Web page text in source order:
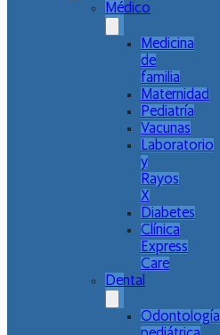
Médico
Medicina
de
familia
Maternidad
Pediatría
Vacunas
Laboratorio
y
Rayos
X
Diabetes
Clínica
Express
Care
Dental
Odontología